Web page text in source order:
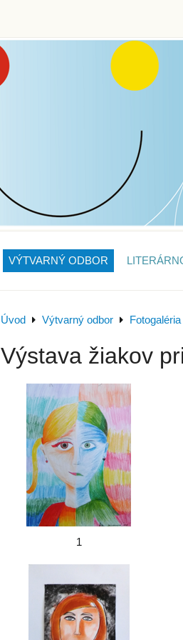
VÝTVARNÝ ODBOR
Úvod Výtvarný odbor
Výstava žiakov
1